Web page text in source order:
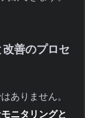
善のプロセ
ありません。
ニタリングと